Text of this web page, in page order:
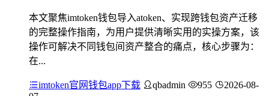
本文聚焦imtoken钱包导入atoken、实现跨钱包资产迁移
的完整操作指南，为用户提供清晰实用的实操方案，该
操作可解决不同钱包间资产整合的痛点，核心步骤为：
在...
imtoken官网钱包app下载 qbadmin 955
2026-08-